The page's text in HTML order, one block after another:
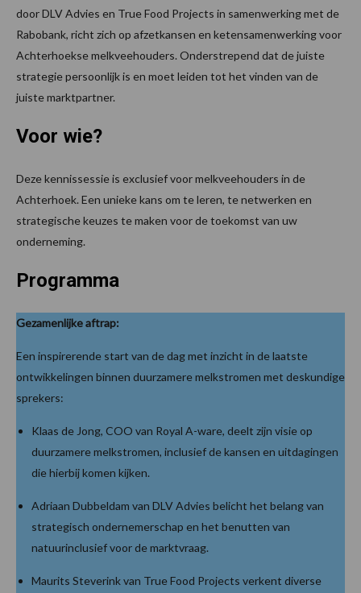
door DLV Advies en True Food Projects in samenwerking met de
Rabobank, richt zich op afzetkansen en ketensamenwerking voor
Achterhoekse melkveehouders. Onderstrepend dat de juiste
strategie persoonlijk is en moet leiden tot het vinden van de
juiste marktpartner.
Voor wie?
Deze kennissessie is exclusief voor melkveehouders in de
Achterhoek. Een unieke kans om te leren, te netwerken en
strategische keuzes te maken voor de toekomst van uw
onderneming.
Programma
Gezamenlijke aftrap:
Een inspirerende start van de dag met inzicht in de laatste
ontwikkelingen binnen duurzamere melkstromen met deskundige
sprekers:
Klaas de Jong, COO van Royal A-ware, deelt zijn visie op
duurzamere melkstromen, inclusief de kansen en uitdagingen
die hierbij komen kijken.
Adriaan Dubbeldam van DLV Advies belicht het belang van
strategisch ondernemerschap en het benutten van
natuurinclusief voor de marktvraag.
Maurits Steverink van True Food Projects verkent diverse